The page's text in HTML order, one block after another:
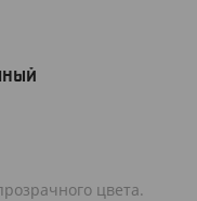
цвета.